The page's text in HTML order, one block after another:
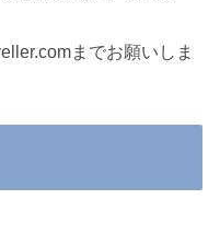
までお願いしま